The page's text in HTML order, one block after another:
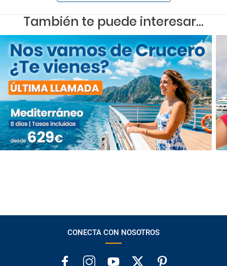
También te puede interesar...
CONECTA CON NOSOTROS